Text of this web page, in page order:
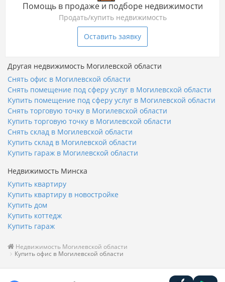
Помощь в продаже и подборе недвижимости
Продать/купить недвижимость
Оставить заявку
Другая недвижимость Могилевской области
Снять офис в Могилевской области
Снять помещение под сферу услуг в Могилевской области
Купить помещение под сферу услуг в Могилевской области
Снять торговую точку в Могилевской области
Купить торговую точку в Могилевской области
Снять склад в Могилевской области
Купить склад в Могилевской области
Купить гараж в Могилевской области
Недвижимость Минска
Купить квартиру
Купить квартиру в новостройке
Купить дом
Купить коттедж
Купить гараж
Недвижимость Могилевской области
Купить офис в Могилевской области